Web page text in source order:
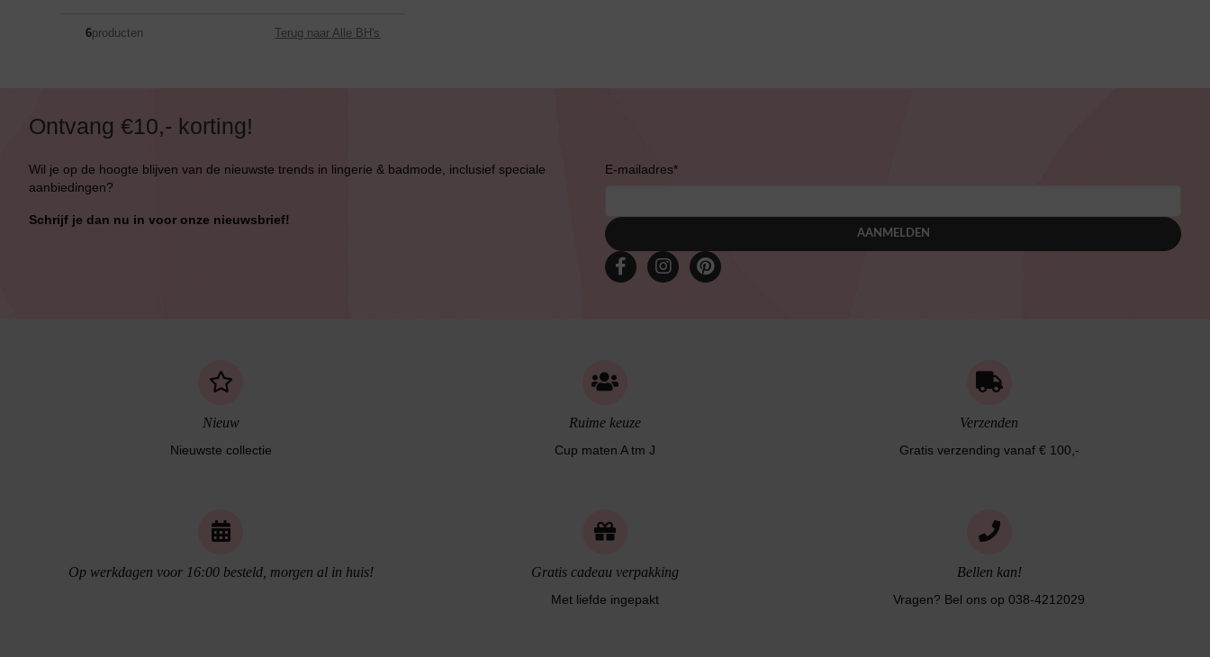
6producten Terug naar Alle BH's
Ontvang €10,- korting!
Wil je op de hoogte blijven van de nieuwste trends in lingerie & badmode, inclusief speciale
aanbiedingen?
Schrijf je dan nu in voor onze nieuwsbrief!
E-mailadres*
AANMELDEN
Nieuw
Nieuwste collectie
Ruime keuze
Cup maten A tm J
Verzenden
Gratis verzending vanaf € 100,-
Op werkdagen voor 16:00 besteld, morgen al in huis! Gratis cadeau verpakking
Met liefde ingepakt
Bellen kan!
Vragen? Bel ons op 038-4212029
Alle Bikini’s
Bikini Top